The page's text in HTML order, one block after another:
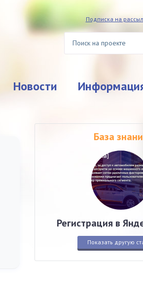
Подписка на
Новости
База
Регистрация в
Показать другую